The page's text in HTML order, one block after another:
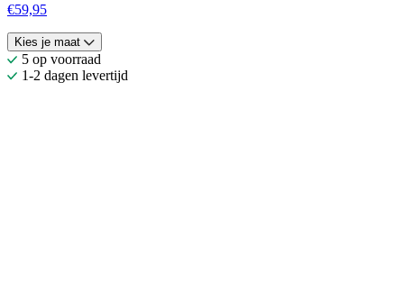
€59,95
Kies je maat
5 op voorraad
1-2 dagen levertijd